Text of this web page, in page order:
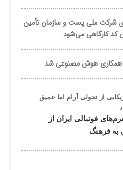
شرکت ملی پست و سازمان تأمین
کد کارگاهی می‌شود
همکاری هوش مصنوعی شد
از تحولی آرام اما عمیق
فوتبالی ایران از
فرهنگ